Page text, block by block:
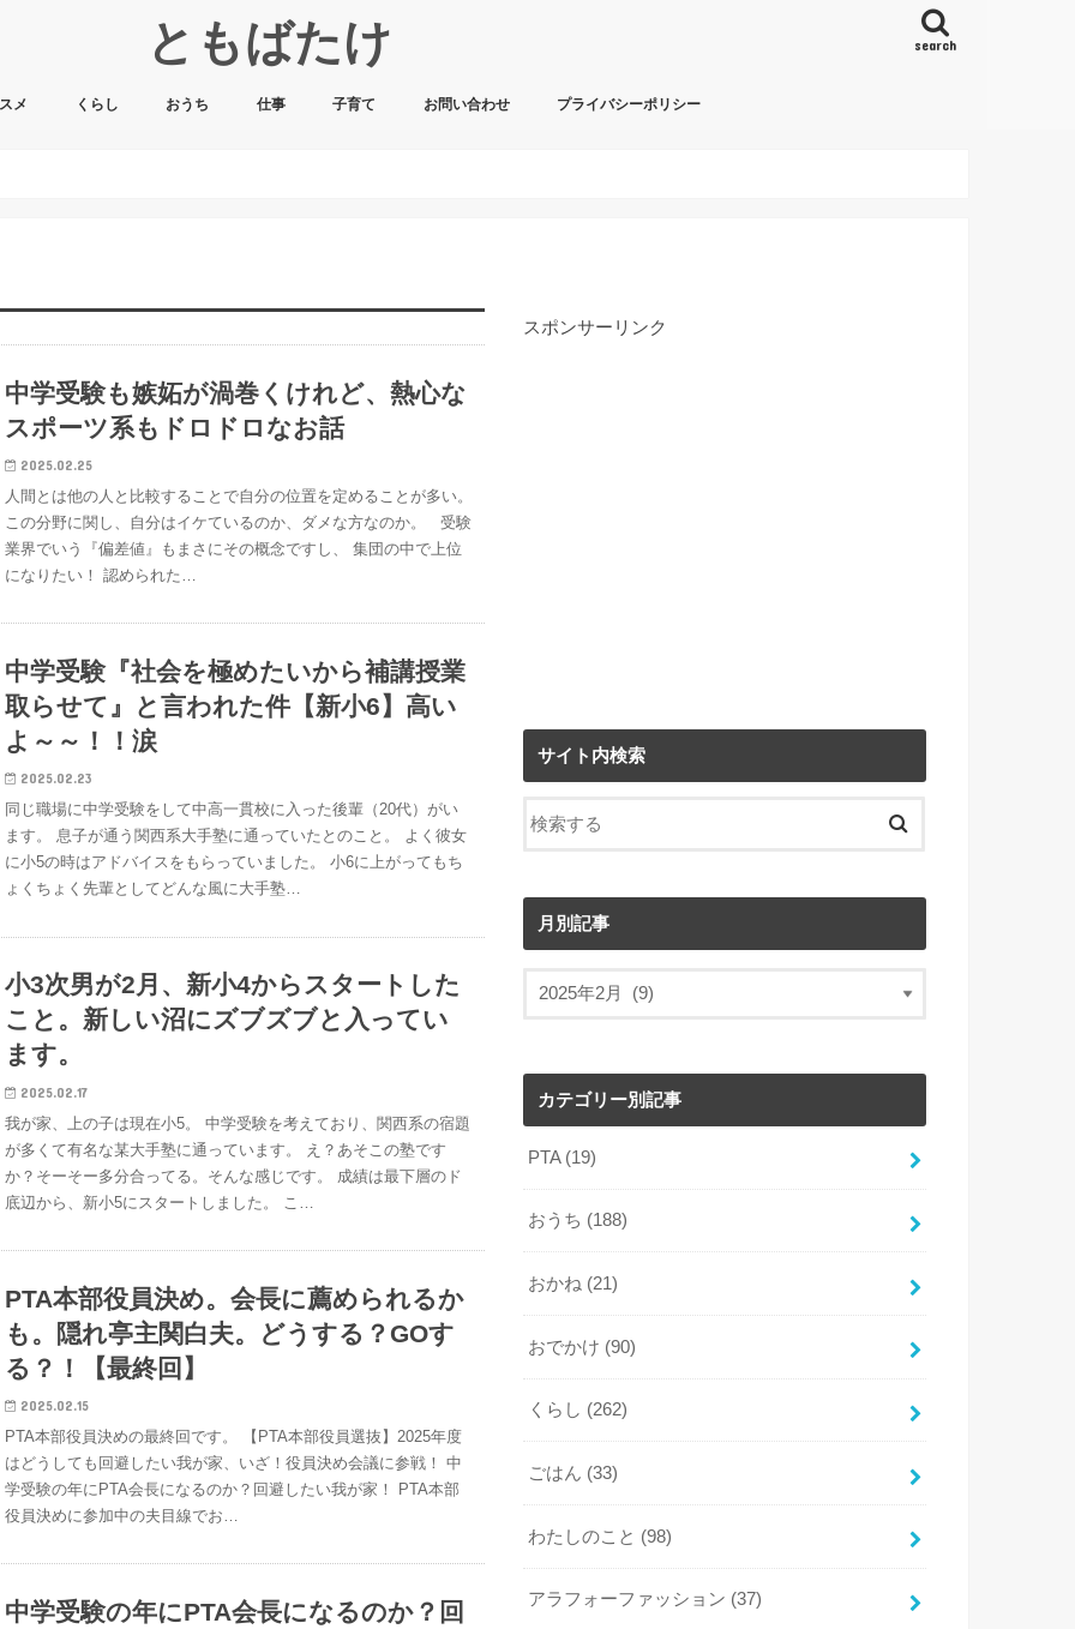
ともばたけ search
メ くらし おうち 仕事 子育て お問い合わせ プライバシーポリシー
中学受験も嫉妬が渦巻くけれど、熱心な
スポーツ系もドロドロなお話
2025.02.25
人間とは他の人と比較することで自分の位置を定めることが多い。
この分野に関し、自分はイケているのか、ダメな方なのか。 受験
業界でいう『偏差値』もまさにその概念ですし、 集団の中で上位
になりたい！ 認められた…
中学受験『社会を極めたいから補講授業
取らせて』と言われた件【新小6】高い
よ～～！！涙
2025.02.23
同じ職場に中学受験をして中高一貫校に入った後輩（20代）がい
ます。 息子が通う関西系大手塾に通っていたとのこと。 よく彼女
に小5の時はアドバイスをもらっていました。 小6に上がってもち
ょくちょく先輩としてどんな風に大手塾…
小3次男が2月、新小4からスタートした
こと。新しい沼にズブズブと入ってい
ます。
2025.02.17
我が家、上の子は現在小5。 中学受験を考えており、関西系の宿題
が多くて有名な某大手塾に通っています。 え？あそこの塾です
か？そーそー多分合ってる。そんな感じです。 成績は最下層のド
底辺から、新小5にスタートしました。 こ…
PTA本部役員決め。会長に薦められるか
も。隠れ亭主関白夫。どうする？GOす
る？！【最終回】
2025.02.15
PTA本部役員決めの最終回です。 【PTA本部役員選抜】2025年度
はどうしても回避したい我が家、いざ！役員決め会議に参戦！ 中
学受験の年にPTA会長になるのか？回避したい我が家！ PTA本部
役員決めに参加中の夫目線でお…
中学受験の年にPTA会長になるのか？回
スポンサーリンク
サイト内検索
月別記事
カテゴリー別記事
PTA (19)
おうち (188)
おかね (21)
おでかけ (90)
くらし (262)
ごはん (33)
わたしのこと (98)
アラフォーファッション (37)